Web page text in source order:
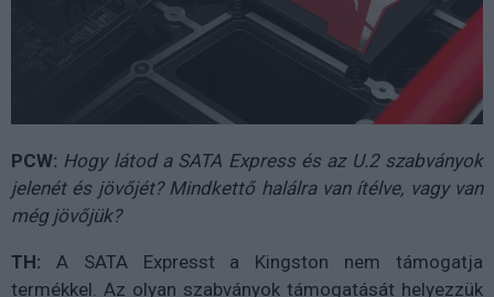
PCW: Hogy látod a SATA Express és az U.2 szabványok
jelenét és jövőjét? Mindkettő halálra van ítélve, vagy van
még jövőjük?
TH: A SATA Expresst a Kingston nem támogatja
termékkel. Az olyan szabványok támogatását helyezzük